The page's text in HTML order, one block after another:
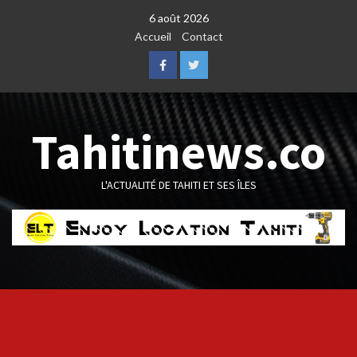
6 août 2026
Accueil
Contact
FacebookTwitter
Tahitinews.co
L'ACTUALITÉ DE TAHITI ET SES ÎLES